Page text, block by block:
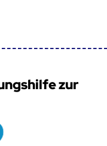
zur